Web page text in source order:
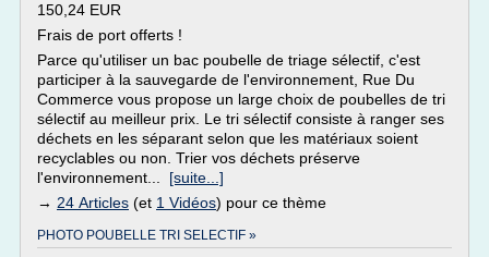
150,24 EUR
Frais de port offerts !
Parce qu'utiliser un bac poubelle de triage sélectif, c'est
participer à la sauvegarde de l'environnement, Rue Du
Commerce vous propose un large choix de poubelles de tri
sélectif au meilleur prix. Le tri sélectif consiste à ranger ses
déchets en les séparant selon que les matériaux soient
recyclables ou non. Trier vos déchets préserve
l'environnement... [suite...]
→ 24 Articles (et 1 Vidéos) pour ce thème
PHOTO POUBELLE TRI SELECTIF »